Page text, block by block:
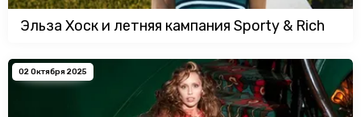
Эльза Хоск и летняя кампания Sporty & Rich
02 Октября 2025